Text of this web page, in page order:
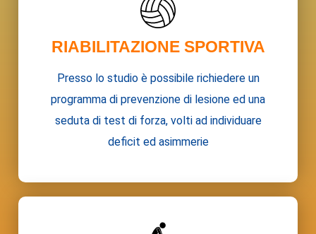
RIABILITAZIONE SPORTIVA
Presso lo studio è possibile richiedere un
programma di prevenzione di lesione ed una
seduta di test di forza, volti ad individuare
deficit ed asimmerie